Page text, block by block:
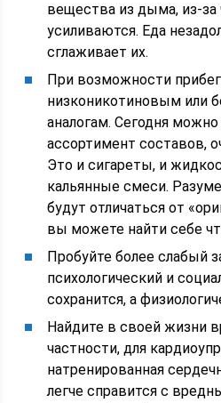
вещества из дыма, из-за
усиливаются. Еда
сглаживает их.
При возможности
низконикотиновым или
аналогам. Сегодня
ассортимент составов,
Это и сигареты, и
кальянные смеси.
будут отличаться от
вы можете найти себе
Пробуйте более слабый
психологический и
сохранится, а
Найдите в своей жизни
частности, для
натренированная
легче справится с